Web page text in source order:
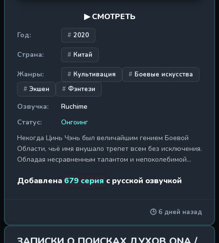
▶ СМОТРЕТЬ
Год: 2020
Страна: Китай
Жанры: Культивация
Боевые искусства
Экшен
Фэнтези
Озвучка:
Ruchime
Статус:
Онгоинг
Некогда Цинь Чэнь был величайшим гением Боевой
Области, чьё имя внушало трепет всем без исключения.
Обладая несравненным талантом и непоколебимой
теми, кому доверял больше всего. В роковой схватке в
столь жестока, чтобы оборвать эту историю. Три
столетия спустя, в отдалённом уголке континента
Добавлена 679 серия с русской озвучкой
🕒 6 дней назад